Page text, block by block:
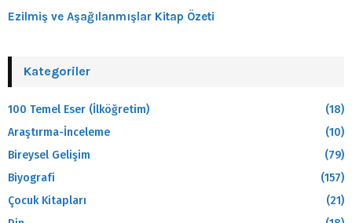
Ezilmiş ve Aşağılanmışlar Kitap Özeti
Kategoriler
100 Temel Eser (İlköğretim)
(18)
Araştırma-İnceleme
(10)
Bireysel Gelişim
(79)
Biyografi
(157)
Çocuk Kitapları
(21)